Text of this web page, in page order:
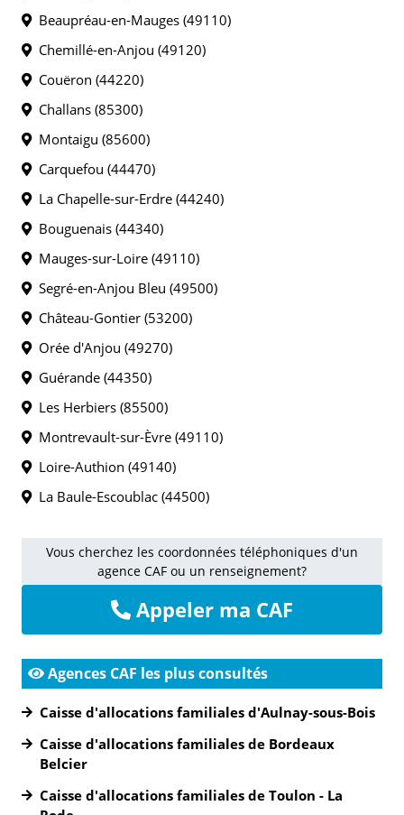
Beaupréau-en-Mauges (49110)
Chemillé-en-Anjou (49120)
Couëron (44220)
Challans (85300)
Montaigu (85600)
Carquefou (44470)
La Chapelle-sur-Erdre (44240)
Bouguenais (44340)
Mauges-sur-Loire (49110)
Segré-en-Anjou Bleu (49500)
Château-Gontier (53200)
Orée d'Anjou (49270)
Guérande (44350)
Les Herbiers (85500)
Montrevault-sur-Èvre (49110)
Loire-Authion (49140)
La Baule-Escoublac (44500)
Vous cherchez les coordonnées téléphoniques d'un
agence CAF ou un renseignement?
Appeler ma CAF
Agences CAF les plus consultés
Caisse d'allocations familiales d'Aulnay-sous-Bois
Caisse d'allocations familiales de Bordeaux
Belcier
Caisse d'allocations familiales de Toulon - La